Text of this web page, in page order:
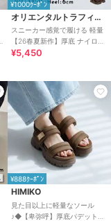
¥1000ｸｰﾎﾟﾝ
オリエンタルトラフィック
スニーカー感覚で履ける 軽量
【26春夏新作】厚底 ナイロン
スポーツサンダル /OT3232
¥5,450
¥888ｸｰﾎﾟﾝ
HIMIKO
見た目以上に軽量なソール
♪◆【卑弥呼】厚底パデットサ